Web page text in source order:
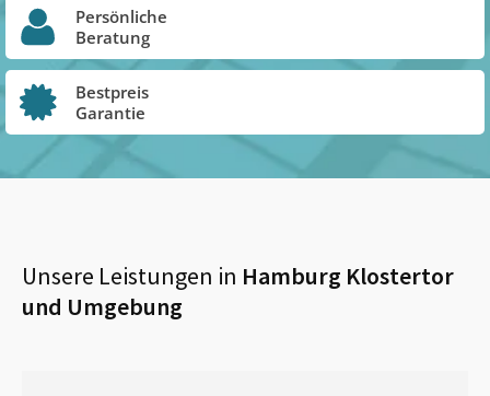
Persönliche
Beratung
Bestpreis
Garantie
Unsere Leistungen in Hamburg Klostertor
und Umgebung